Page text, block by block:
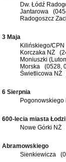
Dw. Łódź
Jantarowa
Radogoszcz
3 Maja
Kilińskiego/
Korczaka NŻ
Moniuszki
Morska (0528,
Świetlicowa NŻ
6 Sierpnia
600-lecia miasta Łodzi
Nowe Górki NŻ
Abramowskiego
Sienkiewicza